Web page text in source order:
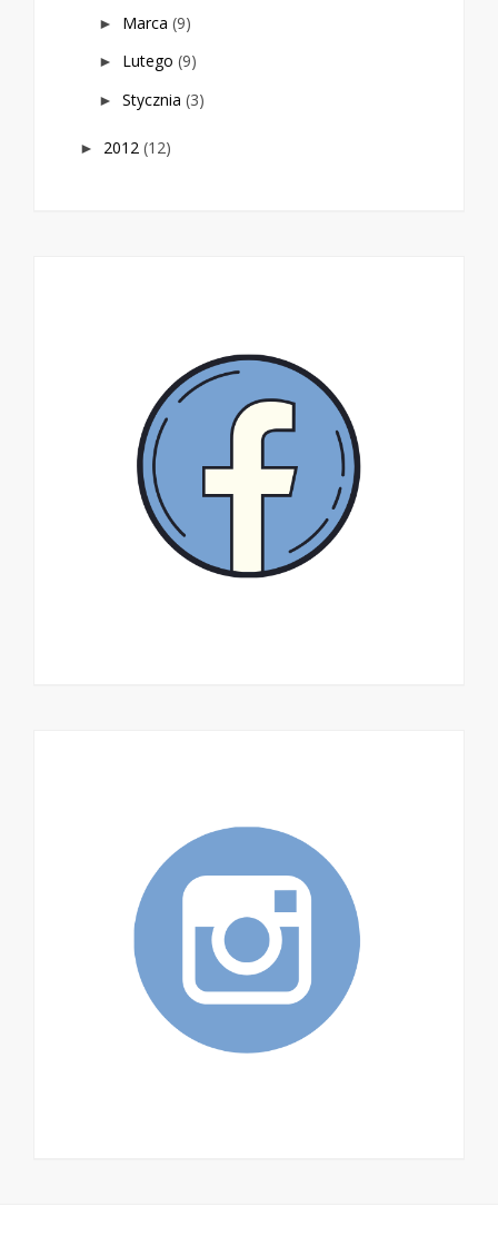
► Marca (9)
► Lutego (9)
► Stycznia (3)
► 2012 (12)